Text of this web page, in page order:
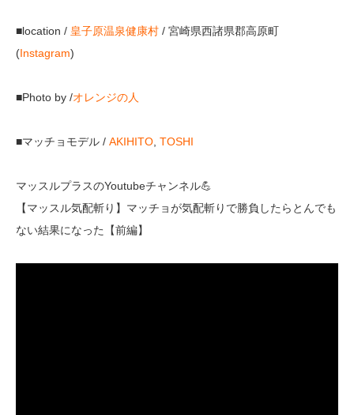
■location / 皇子原温泉健康村 / 宮崎県西諸県郡高原町
(Instagram)
■Photo by /オレンジの人
■マッチョモデル / AKIHITO TOSHI
マッスルプラスのYoutubeチャンネル💪
【マッスル気配斬り】マッチョが気配斬りで勝負したらとんでも
ない結果になった【前編】